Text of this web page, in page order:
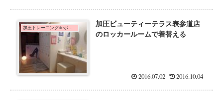
加圧トレーニングdeボディメイク！
加圧ビューティーテラス表参道店
のロッカールームで着替える
2016.07.02 2016.10.04